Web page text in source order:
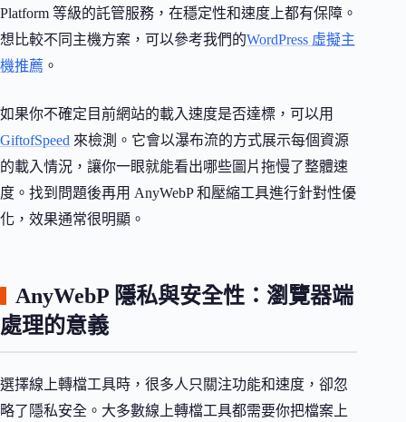
Platform 等級的託管服務，在穩定性和速度上都有保障。
想比較不同主機方案，可以參考我們的WordPress 虛擬主
機推薦 。
如果你不確定目前網站的載入速度是否達標，可以用
GiftofSpeed 來檢測。它會以瀑布流的方式展示每個資源
的載入情況，讓你一眼就能看出哪些圖片拖慢了整體速
度。找到問題後再用 AnyWebP 和壓縮工具進行針對性優
化，效果通常很明顯。
AnyWebP 隱私與安全性：瀏覽器端
處理的意義
選擇線上轉檔工具時，很多人只關注功能和速度，卻忽
略了隱私安全。大多數線上轉檔工具都需要你把檔案上